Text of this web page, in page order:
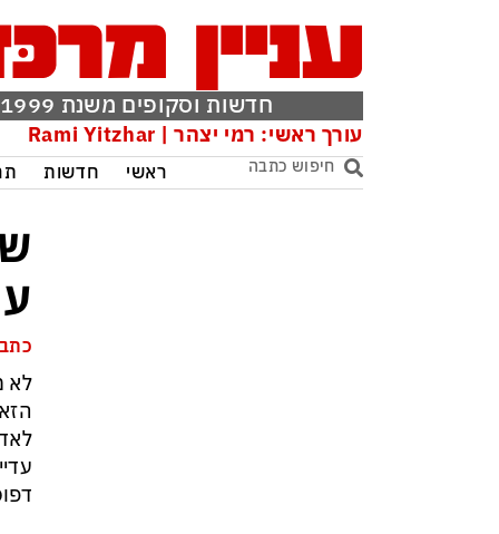
חדשות וסקופים משנת 1999
עורך ראשי: רמי יצהר | Rami Yitzhar
ראשי חדשות
לא